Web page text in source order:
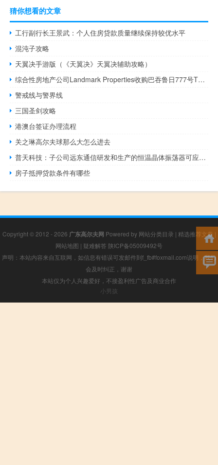
猜你想看的文章
工行副行长王景武：个人住房贷款质量继续保持较优水平
混沌子攻略
天翼决手游版（《天翼决》天翼决辅助攻略）
综合性房地产公司Landmark Properties收购巴吞鲁日777号The Lodges
警戒线与警界线
三国圣剑攻略
港澳台签证办理流程
关之琳高尔夫球那么大怎么进去
普天科技：子公司远东通信研发和生产的恒温晶体振荡器可应用于卫星通信等领域
房子抵押贷款条件有哪些
Copyright © 2012 - 2026 广东高尔夫网 Powered by 网站分类目录 | 精选推荐文章 |
网站地图 | 疑难解答 陕ICP备05009492号
声明：本站内容来自互联网，如信息有错误可发邮件到f_fb#foxmail.com说明，我们
会及时纠正，谢谢
本站仅为个人兴趣爱好，不接盈利性广告及商业合作
小男孩